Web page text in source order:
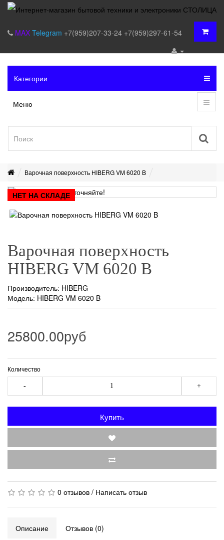
MAX Telegram +7(959)207-33-24 +7(959)297-61-54
Категории
Меню
Варочная поверхность HIBERG VM 6020 B
НЕТ НА СКЛАДЕ
Варочная поверхность
HIBERG VM 6020 B
Производитель: HIBERG
Модель: HIBERG VM 6020 B
25800.00руб
Количество
- +
Купить
0 отзывов / Написать отзыв
Описание Отзывов (0)